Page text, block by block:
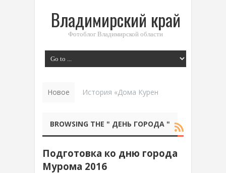
Владимирский край
Фотоблог Владимирской области
Новое История «Дома Куренкова» в Коврове
BROWSING THE " ДЕНЬ ГОРОДА "
Подготовка ко дню города
Мурома 2016